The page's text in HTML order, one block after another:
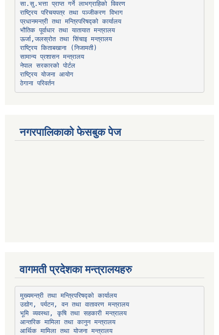
सा.सु.भत्ता प्राप्त गर्ने लाभग्राहिको विवरण
राष्ट्रिय परिचयपत्र तथा पञ्‍जीकरण विभाग
प्रधानमन्त्री तथा मन्त्रिपरिषद्को कार्यालय
भौतिक पूर्वाधार तथा यातायात मन्त्रालय
ऊर्जा,जलस्रोत तथा सिंचाइ मन्त्रालय
सामान्य प्रशासन मन्त्रालय
नेपाल सरकारको पोर्टल
राष्ट्रिय योजना आयोग
ठेगाना परिवर्तन
नगरपालिकाको फेसबुक पेज
वागमती प्रदेशका मन्त्रालयहरु
मुख्यमन्त्री तथा मन्त्रिपरिषद्को कार्यालय
उद्योग, पर्यटन, वन तथा वातावरण मन्त्रालय
भूमि व्यवस्था, कृषि तथा सहकारी मन्त्रालय
आन्तरिक मामिला तथा कानुन मन्त्रालय
आर्थिक मामिला तथा योजना मन्त्रालय